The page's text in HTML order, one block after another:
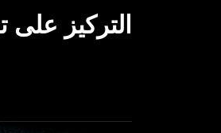
التركيز على